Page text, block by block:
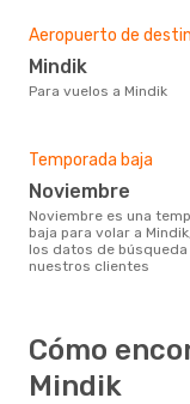
Aeropuerto de
Mindik
Para vuelos a Mindik
Temporada baja
noviembre
noviembre es una temporada
baja para volar a
los datos de
nuestros clientes
Cómo
Mindik